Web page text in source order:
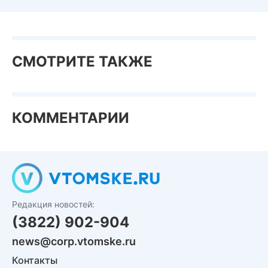
СМОТРИТЕ ТАКЖЕ
КОММЕНТАРИИ
Редакция новостей:
(3822) 902-904
news@corp.vtomske.ru
Контакты